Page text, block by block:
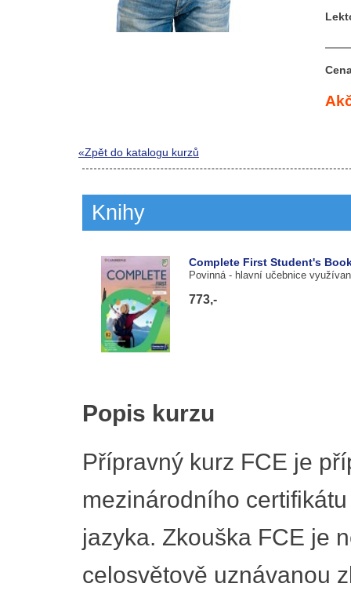
«Zpět do katalogu kurzů
Knihy
Complete First Student's
Povinná - hlavní učebnice
773,-
Popis kurzu
Přípravný kurz FCE je
mezinárodního
jazyka. Zkouška FCE je
celosvětově uznávanou